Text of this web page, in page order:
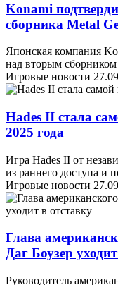
Konami
сборника Metal
Японская компания
над вторым сборником
Игровые новости
Hades II стала
2025 года
Игра Hades II от
из раннего доступа и
Игровые новости
Глава
Даг Боузер
Руководитель